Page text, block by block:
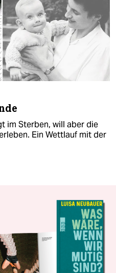
im Sterben, will aber die
Ein Wettlauf mit der